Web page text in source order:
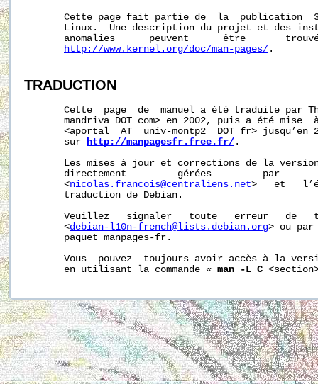
Cette page fait partie de  la  publication
Linux.  Une description du projet et des
anomalies      peuvent      être
http://www.kernel.org/doc/man-pages/ .
TRADUCTION
Cette  page  de  manuel a été traduite par
mandriva DOT com> en 2002, puis a été mise
<aportal  AT  univ-montp2  DOT fr> jusqu’en
       sur
http://manpagesfr.free.fr/ .
Les mises à jour et corrections de la
directement         gérées         par
       <
nicolas.francois@centraliens.net>   et
       traduction de Debian.
Veuillez   signaler   toute   erreur   de
       <
debian-l10n-french@lists.debian.org> ou par
       paquet manpages-fr.
Vous  pouvez  toujours avoir accès à la
       en utilisant la commande «
man -L C